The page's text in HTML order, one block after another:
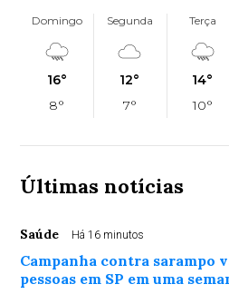
Domingo
16°
8°
Segunda
12°
7°
Terça
14°
10°
Últimas notícias
Saúde Há 16 minutos
Campanha contra sarampo
pessoas em SP em uma